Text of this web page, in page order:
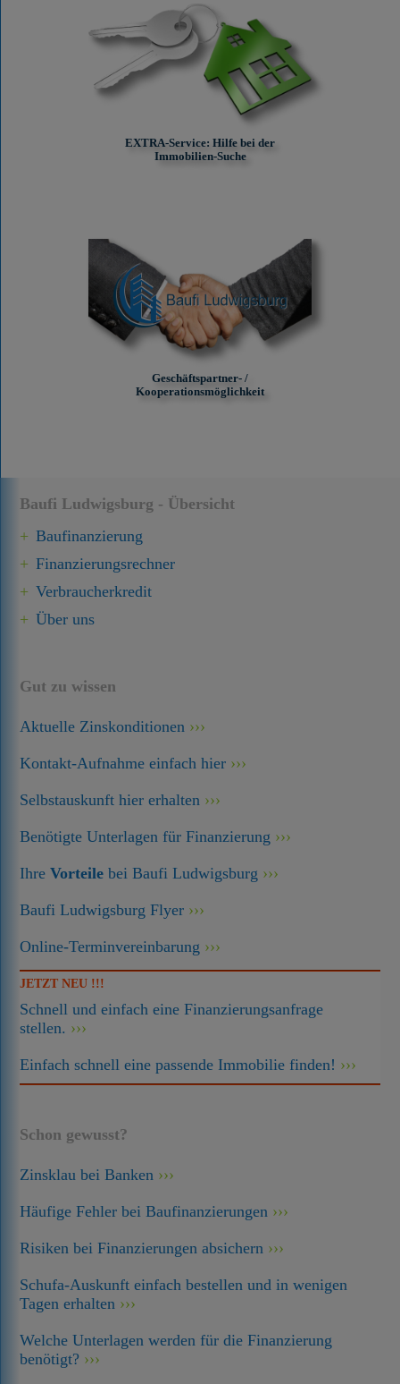
Baufi Ludwigsburg - Übersicht
Baufinanzierung
Finanzierungsrechner
Verbraucherkredit
Über uns
Gut zu wissen
Aktuelle Zinskonditionen
Kontakt-Aufnahme einfach hier
Selbstauskunft hier erhalten
Benötigte Unterlagen für Finanzierung
IhreVorteile bei Baufi Ludwigsburg
Baufi Ludwigsburg Flyer
Online-Terminvereinbarung
JETZT NEU !!!
Schnell und einfach eine Finanzierungsanfrage
stellen.
Einfach schnell eine passende Immobilie finden!
Schon gewusst?
Zinsklau bei Banken
Häufige Fehler bei Baufinanzierungen
Risiken bei Finanzierungen absichern
Schufa-Auskunft einfach bestellen und in wenigen
Tagen erhalten
Welche Unterlagen werden für die Finanzierung
benötigt?
EXTRA-Service: Hilfe bei der
Immobilien-Suche
Geschäftspartner- /
Kooperationsmöglichkeit